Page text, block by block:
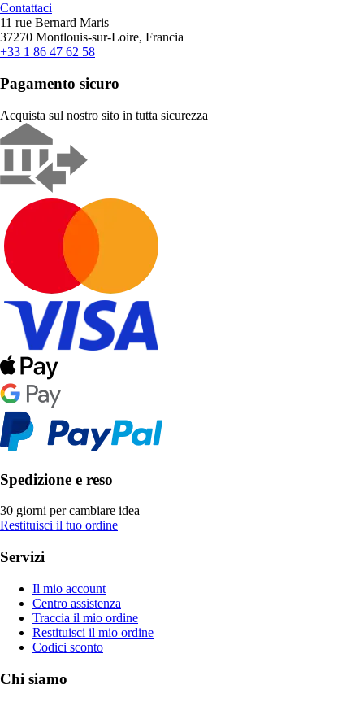
Contattaci
11 rue Bernard Maris
37270 Montlouis-sur-Loire, Francia
+33 1 86 47 62 58
Pagamento sicuro
Acquista sul nostro sito in tutta sicurezza
Spedizione e reso
30 giorni per cambiare idea
Restituisci il tuo ordine
Servizi
Il mio account
Centro assistenza
Traccia il mio ordine
Restituisci il mio ordine
Codici sconto
Chi siamo